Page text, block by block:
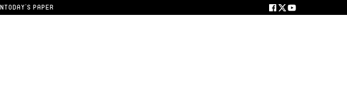
TODAY'S PAPER